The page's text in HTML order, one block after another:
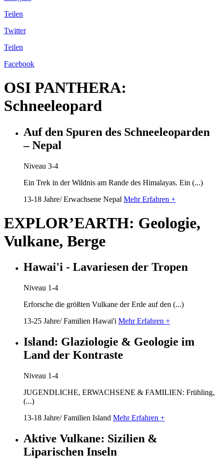
Teilen
Twitter
Teilen
Facebook
OSI PANTHERA:
Schneeleopard
Auf den Spuren des Schneeleoparden
– Nepal
Niveau 3-4
Ein Trek in der Wildnis am Rande des Himalayas. Ein (...)
13-18 Jahre/ Erwachsene Nepal Mehr Erfahren +
EXPLOR’EARTH: Geologie,
Vulkane, Berge
Hawai'i - Lavariesen der Tropen
Niveau 1-4
Erforsche die größten Vulkane der Erde auf den (...)
13-25 Jahre/ Familien Hawai'i Mehr Erfahren +
Island: Glaziologie & Geologie im
Land der Kontraste
Niveau 1-4
JUGENDLICHE, ERWACHSENE & FAMILIEN: Frühling,
(...)
13-18 Jahre/ Familien Island Mehr Erfahren +
Aktive Vulkane: Sizilien &
Liparischen Inseln